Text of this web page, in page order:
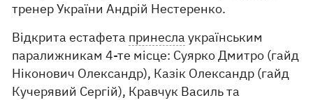
тренер України Андрій Нестеренко.
Відкрита естафета принесла українським
паралижникам 4-те місце: Суярко Дмитро (гайд
Ніконович Олександр), Казік Олександр (гайд
Кучерявий Сергій), Кравчук Василь та